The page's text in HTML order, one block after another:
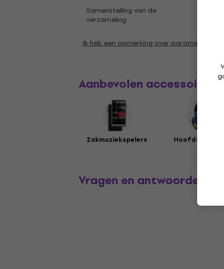
Samenstelling van de
verzameling
Ik heb een opmerking over parameters
Aanbevolen accessoires
Zakmuziekspelers Hoofdtelefoons
Vragen en antwoorden